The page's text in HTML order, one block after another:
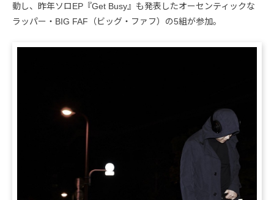
動し、昨年ソロEP『Get Busy』も発表したオーセンティックな
ラッパー・BIG FAF（ビッグ・ファフ）の5組が参加。